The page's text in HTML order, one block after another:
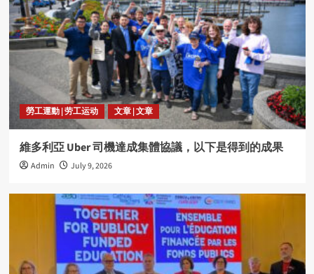
勞工運動 | 劳工运动 文章 | 文章
維多利亞 Uber 司機達成集體協議，以下是得到的成果
Admin July 9, 2026